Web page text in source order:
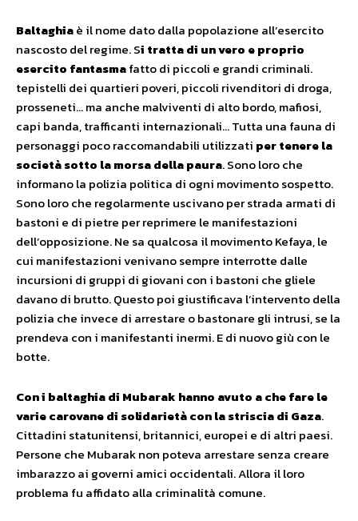
Baltaghiaè il nome dato dalla popolazione all’esercito
nascosto del regime. Si tratta di un vero e proprio
esercito fantasmafatto di piccoli e grandi criminali.
tepistelli dei quartieri poveri, piccoli rivenditori di droga,
prosseneti… ma anche malviventi di alto bordo, mafiosi,
capi banda, trafficanti internazionali… Tutta una fauna di
personaggi poco raccomandabili utilizzati per tenere la
società sotto la morsa della paura. Sono loro che
informano la polizia politica di ogni movimento sospetto.
Sono loro che regolarmente uscivano per strada armati di
bastoni e di pietre per reprimere le manifestazioni
dell’opposizione. Ne sa qualcosa il movimento Kefaya, le
cui manifestazioni venivano sempre interrotte dalle
incursioni di gruppi di giovani con i bastoni che gliele
davano di brutto. Questo poi giustificava l’intervento della
polizia che invece di arrestare o bastonare gli intrusi, se la
prendeva con i manifestanti inermi. E di nuovo giù con le
botte.
Con i baltaghia di Mubarak hanno avuto a che fare le
varie carovane di solidarietà con la striscia di Gaza.
Cittadini statunitensi, britannici, europei e di altri paesi.
Persone che Mubarak non poteva arrestare senza creare
imbarazzo ai governi amici occidentali. Allora il loro
problema fu affidato alla criminalità comune.